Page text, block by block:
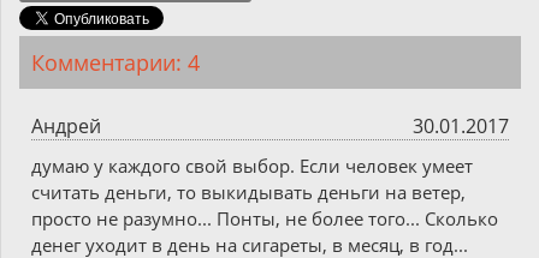
Комментарии: 4
Андрей 30.01.2017
думаю у каждого свой выбор. Если человек умеет
считать деньги, то выкидывать деньги на ветер,
просто не разумно... Понты, не более того... Сколько
денег уходит в день на сигареты, в месяц, в год...